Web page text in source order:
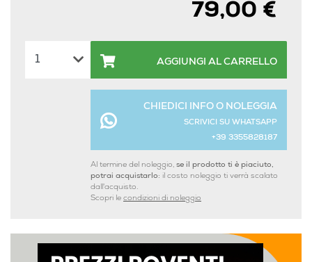
79,00 €
AGGIUNGI AL CARRELLO
CHIEDICI INFO O NOLEGGIA
SCRIVICI SU WHATSAPP
+39 3355828187
Al termine del noleggio, se il prodotto ti è piaciuto,
potrai acquistarlo: il costo noleggio ti verrà scalato
dall'acquisto.
Scopri le condizioni di noleggio